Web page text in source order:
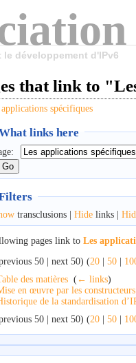
développement d'IPv6
that link to
spécifiques
links here
transclusions | Hidelinks |
pages link to Les
50 | next 50) (20 | 50 |
des matières ( ← links)
en œuvre par les constructeurs
de la standardisation
50 | next 50) (20 | 50 |